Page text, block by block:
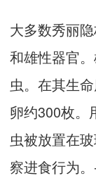
大多数秀丽
和雄性器官
虫。在其生
卵约300枚。
虫被放置在
察进食行为